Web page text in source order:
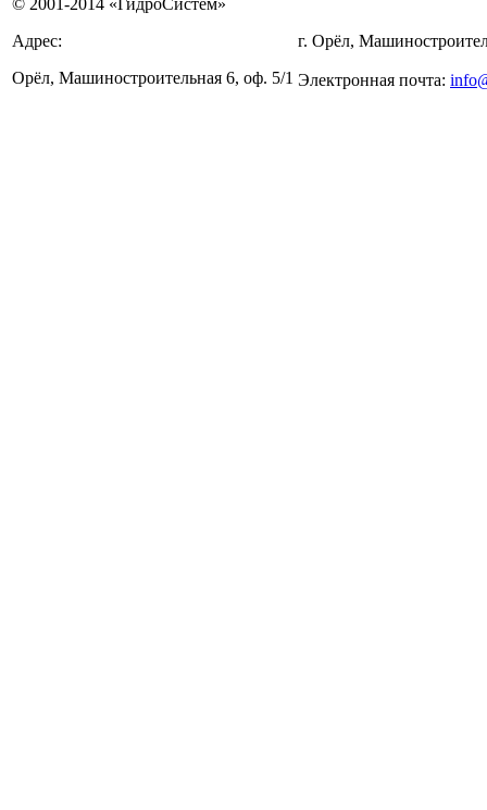
Адрес:
Орёл, Машиностроительная 6, оф. 5/1
г. Орёл,
Электронная почта: